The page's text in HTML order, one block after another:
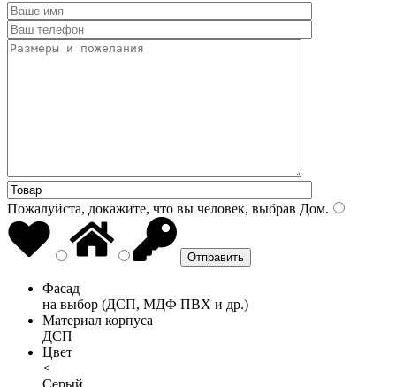
Пожалуйста, докажите, что вы человек, выбрав Дом.
Фасад
на выбор (ДСП, МДФ ПВХ и др.)
Материал корпуса
ДСП
Цвет
<
Серый